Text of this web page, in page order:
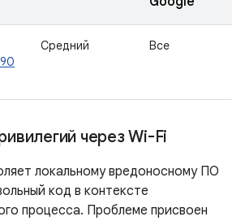
Средний Все
через Wi-Fi
локальному вредоносному ПО
код в контексте
процесса. Проблеме присвоен